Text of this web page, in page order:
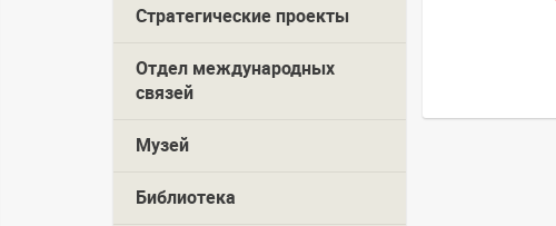
Стратегические проекты
Отдел международных
связей
Музей
Библиотека